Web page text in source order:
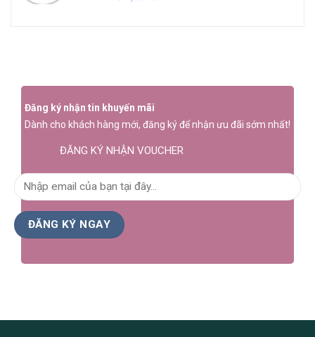
Đăng ký nhận tin khuyến mãi
Dành cho khách hàng mới, đăng ký để nhận ưu đãi sớm nhất!
ĐĂNG KÝ NHẬN VOUCHER